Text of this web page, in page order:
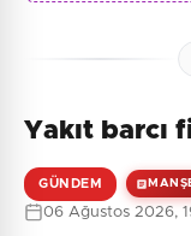
Yakıt barcı
GÜNDEM
06 Ağustos 2026,